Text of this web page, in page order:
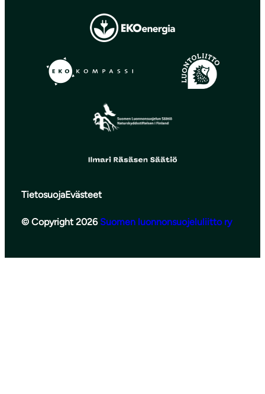
TietosuojaEvästeet
© Copyright 2026 Suomen luonnonsuojeluliitto ry